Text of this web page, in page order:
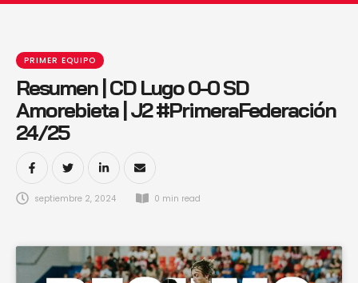
PRIMER EQUIPO
Resumen | CD Lugo 0-0 SD
Amorebieta | J2 #PrimeraFederación
24/25
septiembre 2, 2024 0 min read